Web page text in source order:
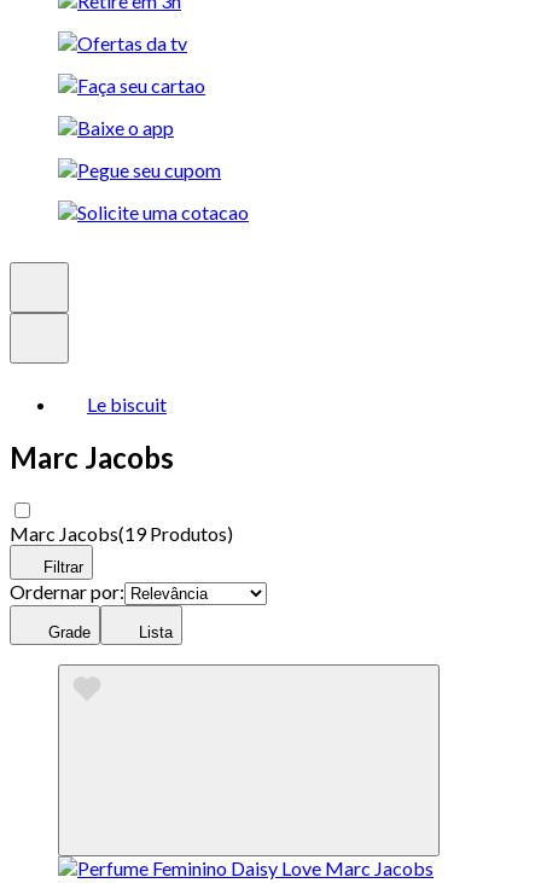
Le biscuit
Marc Jacobs
Marc Jacobs(19 Produtos)
Filtrar
Ordernar por:
Grade Lista